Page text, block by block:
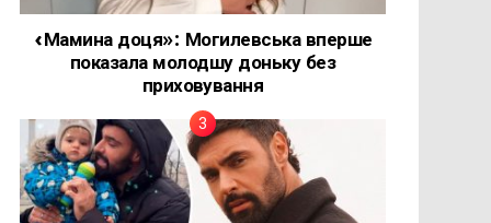
«Мамина доця»: Могилевська вперше
показала молодшу доньку без
приховування